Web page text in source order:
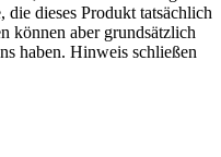
dieses Produkt tatsächlich
können aber grundsätzlich
haben. Hinweis schließen